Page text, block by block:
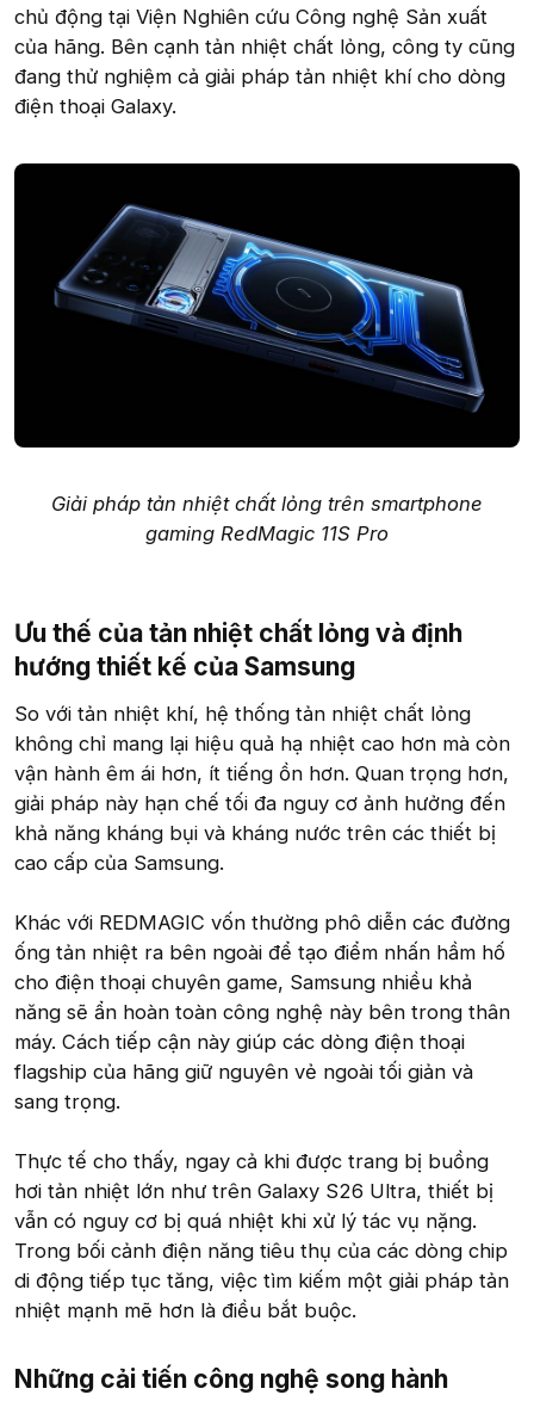
chủ động tại Viện Nghiên cứu Công nghệ Sản xuất
của hãng. Bên cạnh tản nhiệt chất lỏng, công ty cũng
đang thử nghiệm cả giải pháp tản nhiệt khí cho dòng
điện thoại Galaxy.
Giải pháp tản nhiệt chất lỏng trên smartphone
gaming RedMagic 11S Pro
Ưu thế của tản nhiệt chất lỏng và định
hướng thiết kế của Samsung​
So với tản nhiệt khí, hệ thống tản nhiệt chất lỏng
không chỉ mang lại hiệu quả hạ nhiệt cao hơn mà còn
vận hành êm ái hơn, ít tiếng ồn hơn. Quan trọng hơn,
giải pháp này hạn chế tối đa nguy cơ ảnh hưởng đến
khả năng kháng bụi và kháng nước trên các thiết bị
cao cấp của Samsung.
Khác với REDMAGIC vốn thường phô diễn các đường
ống tản nhiệt ra bên ngoài để tạo điểm nhấn hầm hố
cho điện thoại chuyên game, Samsung nhiều khả
năng sẽ ẩn hoàn toàn công nghệ này bên trong thân
máy. Cách tiếp cận này giúp các dòng điện thoại
flagship của hãng giữ nguyên vẻ ngoài tối giản và
sang trọng.
Thực tế cho thấy, ngay cả khi được trang bị buồng
hơi tản nhiệt lớn như trên Galaxy S26 Ultra, thiết bị
vẫn có nguy cơ bị quá nhiệt khi xử lý tác vụ nặng.
Trong bối cảnh điện năng tiêu thụ của các dòng chip
di động tiếp tục tăng, việc tìm kiếm một giải pháp tản
nhiệt mạnh mẽ hơn là điều bắt buộc.
Những cải tiến công nghệ song hành​